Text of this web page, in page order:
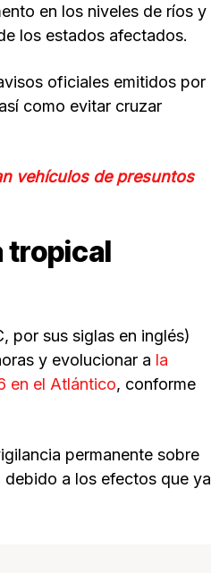
en los niveles de ríos y
los estados afectados.
oficiales emitidos por
como evitar cruzar
vehículos de presuntos
tropical
por sus siglas en inglés)
y evolucionar a la
en el Atlántico, conforme
permanente sobre
debido a los efectos que ya